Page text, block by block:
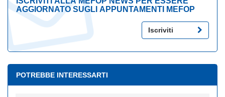
AGGIORNATO SUGLI APPUNTAMENTI MEFOP
Iscriviti
POTREBBE INTERESSARTI